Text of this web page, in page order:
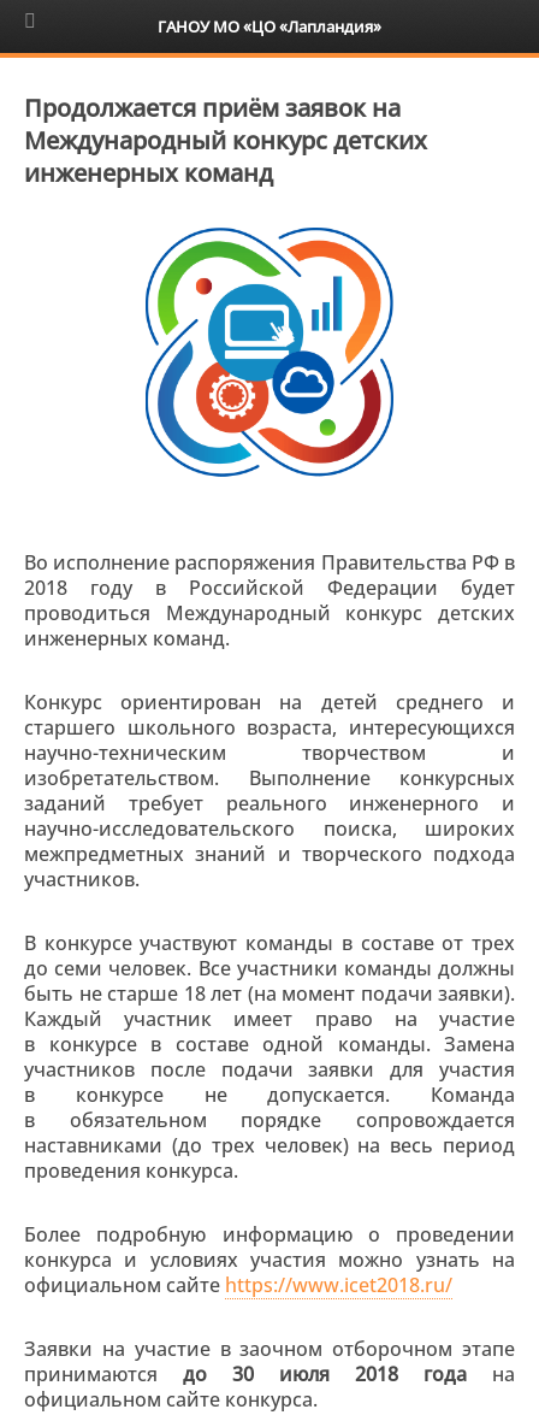
6+
Продолжается приём заявок на
Международный конкурс детских
инженерных команд
Во исполнение распоряжения Правительства РФ в
2018 году в Российской Федерации будет
проводиться Международный конкурс детских
инженерных команд.
Конкурс ориентирован на детей среднего и
старшего школьного возраста, интересующихся
научно-техническим творчеством и
изобретательством. Выполнение конкурсных
заданий требует реального инженерного и
научно-исследовательского поиска, широких
межпредметных знаний и творческого подхода
участников.
В конкурсе участвуют команды в составе от трех
до семи человек. Все участники команды должны
быть не старше 18 лет (на момент подачи заявки).
Каждый участник имеет право на участие
в конкурсе в составе одной команды. Замена
участников после подачи заявки для участия
в конкурсе не допускается. Команда
в обязательном порядке сопровождается
наставниками (до трех человек) на весь период
проведения конкурса.
Более подробную информацию о проведении
конкурса и условиях участия можно узнать на
официальном сайте https://www.icet2018.ru/
Заявки на участие в заочном отборочном этапе
принимаются до 30 июля 2018 года на
официальном сайте конкурса.
ГАНОУ МО «ЦО «Лапландия»